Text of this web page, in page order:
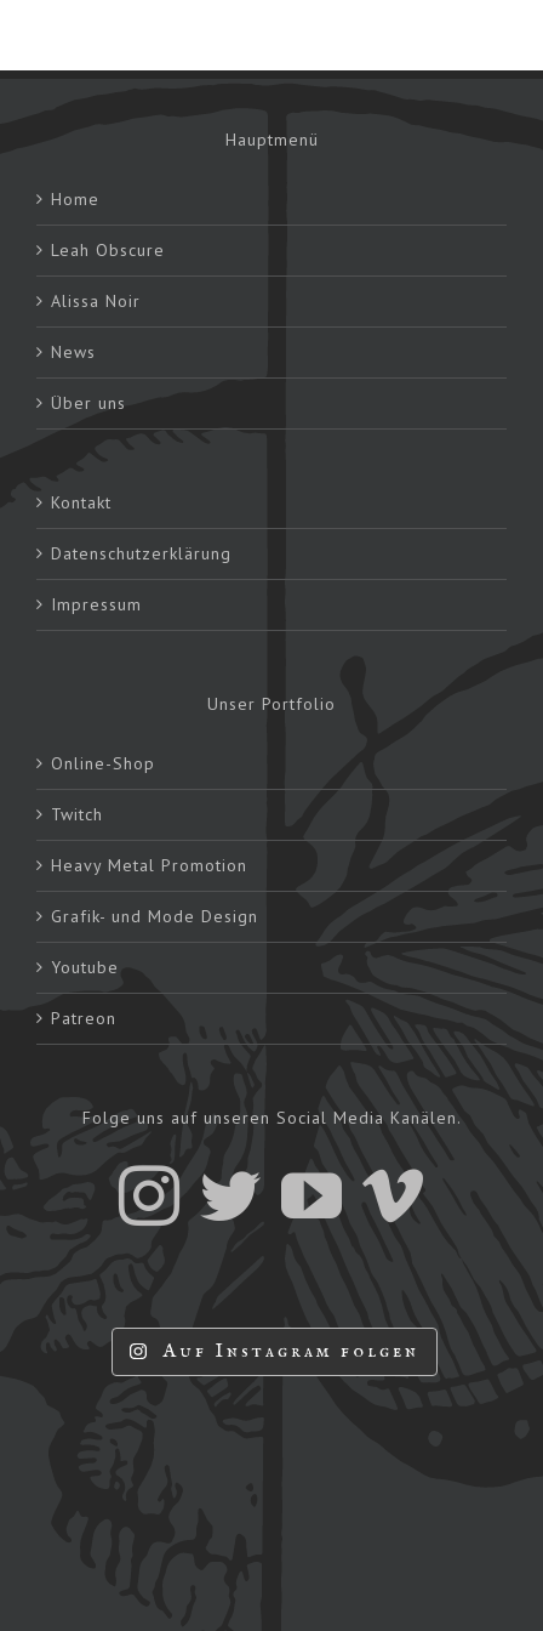
Hauptmenü
Home
Leah Obscure
Alissa Noir
News
Über uns
Kontakt
Datenschutzerklärung
Impressum
Unser Portfolio
Online-Shop
Twitch
Heavy Metal Promotion
Grafik- und Mode Design
Youtube
Patreon
Folge uns auf unseren Social Media Kanälen.
Auf Instagram folgen